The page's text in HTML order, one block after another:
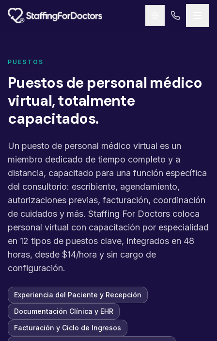
Skip to main content
PUESTOS
Puestos de personal médico
virtual, totalmente
capacitados.
Un puesto de personal médico virtual es un
miembro dedicado de tiempo completo y a
distancia, capacitado para una función específica
del consultorio: escribiente, agendamiento,
autorizaciones previas, facturación, coordinación
de cuidados y más. Staffing For Doctors coloca
personal virtual con capacitación por especialidad
en 12 tipos de puestos clave, integrados en 48
horas, desde $14/hora y sin cargo de
configuración.
Experiencia del Paciente y Recepción
Documentación Clínica y EHR
Facturación y Ciclo de Ingresos